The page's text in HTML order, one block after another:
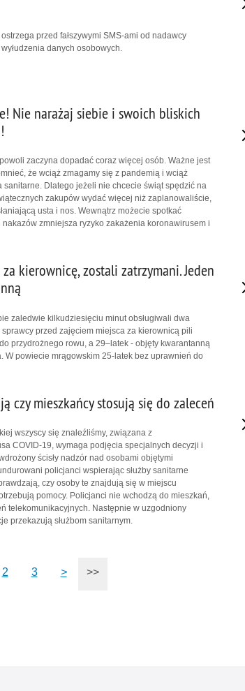
przed fałszywymi SMS-ami od nadawcy
danych osobowych.
Nie narażaj siebie i swoich bliskich
zaczyna dopadać coraz więcej osób. Ważne jest
że wciąż zmagamy się z pandemią i wciąż
Dlatego jeżeli nie chcecie świąt spędzić na
zakupów wydać więcej niż zaplanowaliście,
usta i nos. Wewnątrz możecie spotkać
zmniejsza ryzyko zakażenia koronawirusem i
kierownicę, zostali zatrzymani. Jeden
zaledwie kilkudziesięciu minut obsługiwali dwa
przed zajęciem miejsca za kierownicą pili
przydrożnego rowu, a 29–latek - objęty kwarantanną
W powiecie mrągowskim 25-latek bez uprawnień do
czy mieszkańcy stosują się do zaleceń
wszyscy się znaleźliśmy, związana z
COVID-19, wymaga podjęcia specjalnych decyzji i
ścisły nadzór nad osobami objętymi
policjanci wspierając służby sanitarne
czy osoby te znajdują się w miejscu
pomocy. Policjanci nie wchodzą do mieszkań,
telekomunikacyjnych. Następnie w uzgodniony
przekazują służbom sanitarnym.
2 3 > >>